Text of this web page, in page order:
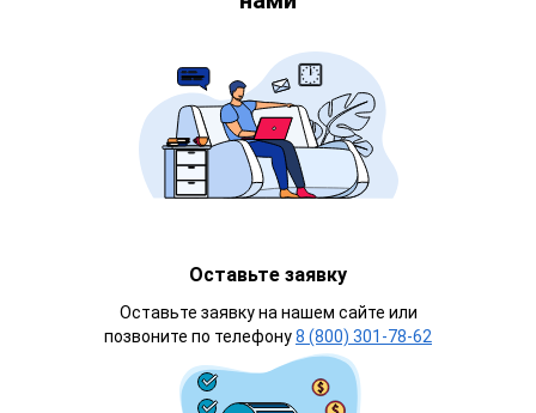
Оставьте заявку
Оставьте заявку на нашем сайте или
позвоните по телефону8 (800) 301-78-62